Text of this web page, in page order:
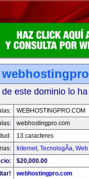
este dominio lo
WEBHOSTINGPRO.COM
webhostingpro.com
13 caracteres
Internet, TecnologÃ­a,
$20,000.00
webhostingpro.com